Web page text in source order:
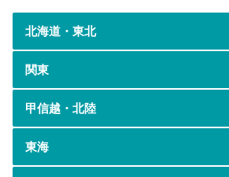
北海道・東北
関東
甲信越・北陸
東海